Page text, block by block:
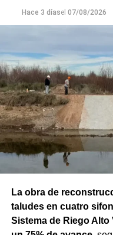
Hace 3 díasel 07/08/2026
La obra de
taludes en cuatro
Sistema de Riego Alto